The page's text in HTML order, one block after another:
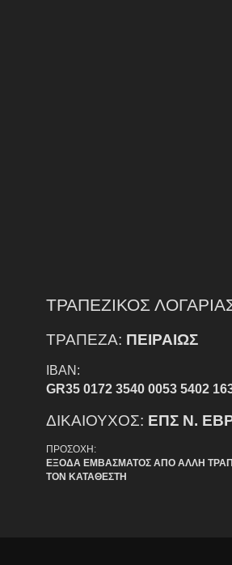
ΤΡΑΠΕΖΙΚΟΣ
ΤΡΑΠΕΖΑ: ΠΕΙΡΑΙΩΣ
IBAN:
GR35 0172 3540 0053 5402
ΔΙΚΑΙΟΥΧΟΣ: ΕΠΣ Ν.
ΠΡΟΣΟΧΗ:
ΕΞΟΔΑ ΕΜΒΑΣΜΑΤΟΣ ΑΠΟ ΑΛΛΗ
ΤΟΝ ΚΑΤΑΘΕΣΤΗ